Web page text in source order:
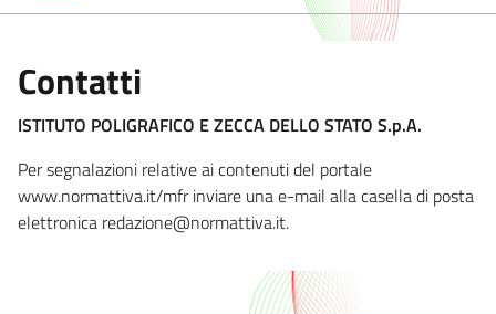
Contatti
ISTITUTO POLIGRAFICO E ZECCA DELLO STATO S.p.A.
Per segnalazioni relative ai contenuti del portale
www.normattiva.it/mfr inviare una e-mail alla casella di posta
elettronica redazione@normattiva.it.